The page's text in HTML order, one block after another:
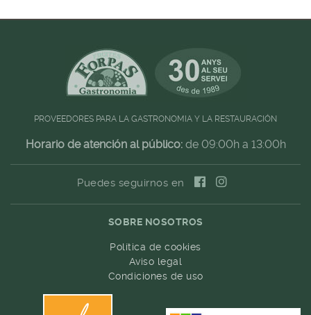
PROVEEDORES PARA LA GASTRONOMIA Y LA RESTAURACIÓN
Horario de atención al público:de 09:00h a 13:00h
Puedes seguirnos en
SOBRE NOSOTROS
Política de cookies
Aviso legal
Condiciones de uso